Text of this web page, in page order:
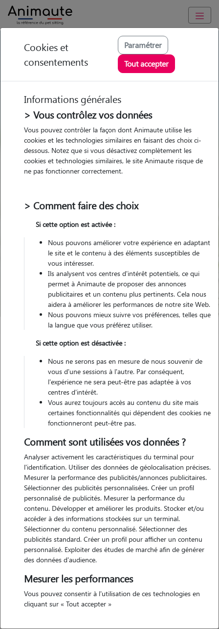
GARDE ANIMAUX à Josnes : Garde chien et chat en famille ou
à domicile, visites et promenades
Trouvez une garde animaux à
Josnes
Parmi nos 2 pet-sitters à Josnes
Garde
chez le Pet Sitter
Garde
chez le Pet Sitter
Pour quel animal ?
Trouver mon Pet Sitter
Josnes
Nos promeneurs et familles d'accueil
à Josnes (41370)
Cyane
Cookies et
consentements
Paramétrer
Tout accepter
Informations générales
> Vous contrôlez vos données
Vous pouvez contrôler la façon dont Animaute utilise les
cookies et les technologies similaires en faisant des choix ci-
dessous. Notez que si vous désactivez complètement les
cookies et technologies similaires, le site Animaute risque de
ne pas fonctionner correctement.
> Comment faire des choix
Si cette option est activée :
Nous pouvons améliorer votre expérience en adaptant
le site et le contenu à des éléments susceptibles de
vous intéresser.
Ils analysent vos centres d'intérêt potentiels, ce qui
permet à Animaute de proposer des annonces
publicitaires et un contenu plus pertinents. Cela nous
aidera à améliorer les performances de notre site Web.
Nous pouvons mieux suivre vos préférences, telles que
la langue que vous préférez utiliser.
Si cette option est désactivée :
Nous ne serons pas en mesure de nous souvenir de
vous d'une sessions à l'autre. Par conséquent,
l'expérience ne sera peut-être pas adaptée à vos
centres d'intérêt.
Vous aurez toujours accès au contenu du site mais
certaines fonctionnalités qui dépendent des cookies ne
fonctionneront peut-être pas.
Comment sont utilisées vos données ?
Analyser activement les caractéristiques du terminal pour
l'identification. Utiliser des données de géolocalisation précises.
Mesurer la performance des publicités/annonces publicitaires.
Sélectionner des publicités personnalisées. Créer un profil
personnalisé de publicités. Mesurer la performance du
contenu. Développer et améliorer les produits. Stocker et/ou
accéder à des informations stockées sur un terminal.
Sélectionner du contenu personnalisé. Sélectionner des
publicités standard. Créer un profil pour afficher un contenu
personnalisé. Exploiter des études de marché afin de générer
des données d'audience.
Mesurer les performances
Vous pouvez consentir à l'utilisation de ces technologies en
cliquant sur « Tout accepter »